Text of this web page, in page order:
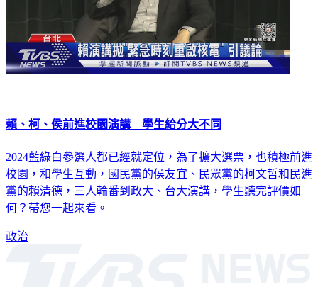
賴、柯、侯前進校園演講 學生給分大不同
2024藍綠白參選人都已經就定位，為了擴大選票，也積極前進
校園，和學生互動，國民黨的侯友宜、民眾黨的柯文哲和民進
黨的賴清德，三人輪番到政大、台大演講，學生聽完評價如
何？帶您一起來看。
政治